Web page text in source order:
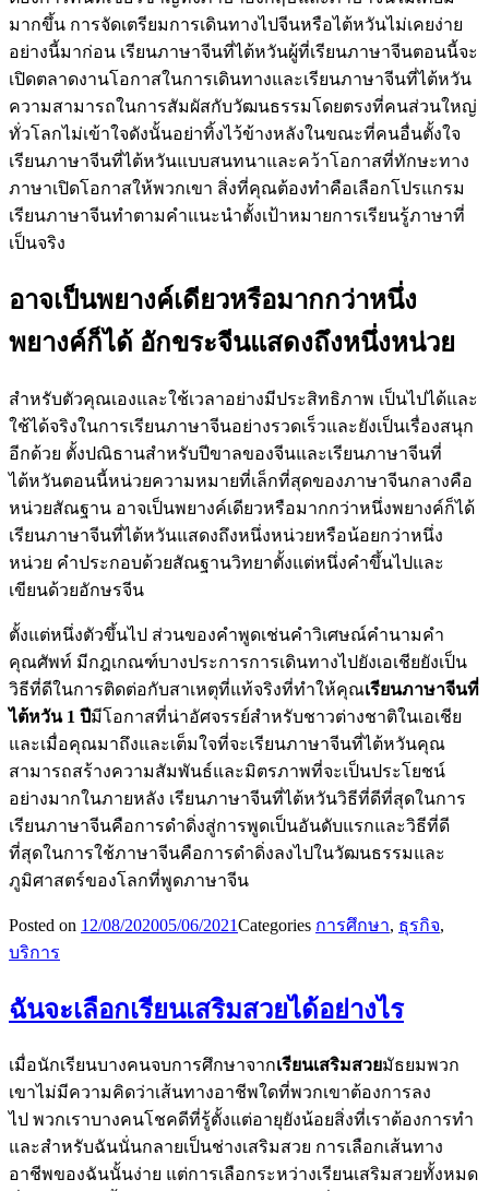
มากขึ้น การจัดเตรียมการเดินทางไปจีนหรือไต้หวันไม่เคยง่าย
อย่างนี้มาก่อน เรียนภาษาจีนที่ไต้หวันผู้ที่เรียนภาษาจีนตอนนี้จะ
เปิดตลาดงานโอกาสในการเดินทางและเรียนภาษาจีนที่ไต้หวัน
ความสามารถในการสัมผัสกับวัฒนธรรมโดยตรงที่คนส่วนใหญ่
ทั่วโลกไม่เข้าใจดังนั้นอย่าทิ้งไว้ข้างหลังในขณะที่คนอื่นตั้งใจ
เรียนภาษาจีนที่ไต้หวันแบบสนทนาและคว้าโอกาสที่ทักษะทาง
ภาษาเปิดโอกาสให้พวกเขา สิ่งที่คุณต้องทำคือเลือกโปรแกรม
เรียนภาษาจีนทำตามคำแนะนำตั้งเป้าหมายการเรียนรู้ภาษาที่
เป็นจริง
อาจเป็นพยางค์เดียวหรือมากกว่าหนึ่ง
พยางค์ก็ได้ อักขระจีนแสดงถึงหนึ่งหน่วย
สำหรับตัวคุณเองและใช้เวลาอย่างมีประสิทธิภาพ เป็นไปได้และ
ใช้ได้จริงในการเรียนภาษาจีนอย่างรวดเร็วและยังเป็นเรื่องสนุก
อีกด้วย ตั้งปณิธานสำหรับปีขาลของจีนและเรียนภาษาจีนที่
ไต้หวันตอนนี้หน่วยความหมายที่เล็กที่สุดของภาษาจีนกลางคือ
หน่วยสัณฐาน อาจเป็นพยางค์เดียวหรือมากกว่าหนึ่งพยางค์ก็ได้
เรียนภาษาจีนที่ไต้หวันแสดงถึงหนึ่งหน่วยหรือน้อยกว่าหนึ่ง
หน่วย คำประกอบด้วยสัณฐานวิทยาตั้งแต่หนึ่งคำขึ้นไปและ
เขียนด้วยอักษรจีน
ตั้งแต่หนึ่งตัวขึ้นไป ส่วนของคำพูดเช่นคำวิเศษณ์คำนามคำ
คุณศัพท์ มีกฎเกณฑ์บางประการการเดินทางไปยังเอเชียยังเป็น
วิธีที่ดีในการติดต่อกับสาเหตุที่แท้จริงที่ทำให้คุณเรียนภาษาจีนที่
ไต้หวัน 1 ปีมีโอกาสที่น่าอัศจรรย์สำหรับชาวต่างชาติในเอเชีย
และเมื่อคุณมาถึงและเต็มใจที่จะเรียนภาษาจีนที่ไต้หวันคุณ
สามารถสร้างความสัมพันธ์และมิตรภาพที่จะเป็นประโยชน์
อย่างมากในภายหลัง เรียนภาษาจีนที่ไต้หวันวิธีที่ดีที่สุดในการ
เรียนภาษาจีนคือการดำดิ่งสู่การพูดเป็นอันดับแรกและวิธีที่ดี
ที่สุดในการใช้ภาษาจีนคือการดำดิ่งลงไปในวัฒนธรรมและ
ภูมิศาสตร์ของโลกที่พูดภาษาจีน
Posted on 12/08/202005/06/2021Categories การศึกษา, ธุรกิจ,
บริการ
ฉันจะเลือกเรียนเสริมสวยได้อย่างไร
เมื่อนักเรียนบางคนจบการศึกษาจากเรียนเสริมสวยมัธยมพวก
เขาไม่มีความคิดว่าเส้นทางอาชีพใดที่พวกเขาต้องการลง
ไป พวกเราบางคนโชคดีที่รู้ตั้งแต่อายุยังน้อยสิ่งที่เราต้องการทำ
และสำหรับฉันนั่นกลายเป็นช่างเสริมสวย การเลือกเส้นทาง
อาชีพของฉันนั้นง่าย แต่การเลือกระหว่างเรียนเสริมสวยทั้งหมด